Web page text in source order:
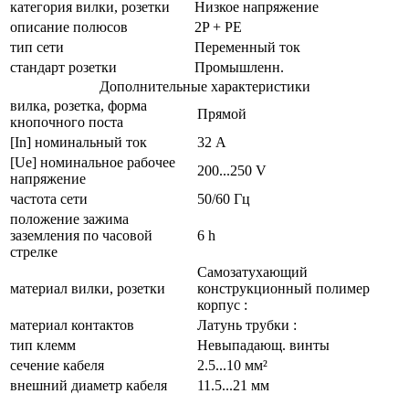
категория вилки, розетки
Низкое напряжение
описание полюсов
2P + PE
тип сети
Переменный ток
стандарт розетки
Промышленн.
Дополнительные характеристики
вилка, розетка, форма
кнопочного поста
Прямой
[In] номинальный ток
32 А
[Ue] номинальное рабочее
напряжение
200...250 V
частота сети
50/60 Гц
положение зажима
заземления по часовой
стрелке
6 h
материал вилки, розетки
Самозатухающий
конструкционный полимер
корпус :
материал контактов
Латунь трубки :
тип клемм
Невыпадающ. винты
сечение кабеля
2.5...10 мм²
внешний диаметр кабеля
11.5...21 мм